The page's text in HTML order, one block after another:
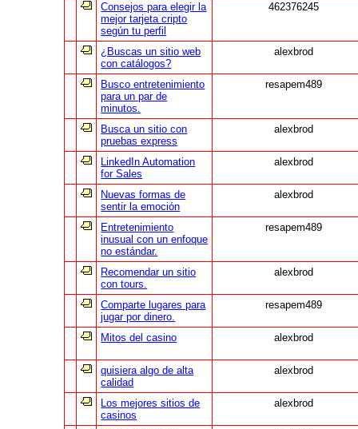
Consejos para elegir la
mejor tarjeta cripto
según tu perfil
462376245
¿Buscas un sitio web
con catálogos?
alexbrod
Busco entretenimiento
para un par de
minutos.
resapem489
Busca un sitio con
pruebas express
alexbrod
LinkedIn Automation
for Sales
alexbrod
Nuevas formas de
sentir la emoción
alexbrod
Entretenimiento
inusual con un enfoque
no estándar.
resapem489
Recomendar un sitio
con tours.
alexbrod
Comparte lugares para
jugar por dinero.
resapem489
Mitos del casino alexbrod
quisiera algo de alta
calidad
alexbrod
Los mejores sitios de
casinos
alexbrod